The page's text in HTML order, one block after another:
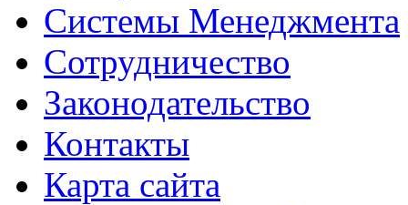
Системы Менеджмента
Сотрудничество
Законодательство
Контакты
Карта сайта